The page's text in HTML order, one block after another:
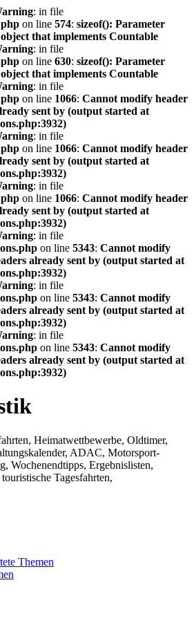
: in file
on line 574: sizeof(): Parameter
that implements Countable
: in file
on line 630: sizeof(): Parameter
that implements Countable
: in file
on line 1066: Cannot modify header
sent by (output started at
: in file
on line 1066: Cannot modify header
sent by (output started at
: in file
on line 1066: Cannot modify header
sent by (output started at
: in file
on line 5343: Cannot modify
already sent by (output started at
: in file
on line 5343: Cannot modify
already sent by (output started at
: in file
on line 5343: Cannot modify
already sent by (output started at
Heimatwettbewerbe, Oldtimer,
ADAC, Motorsport-
Wochenendtipps, Ergebnislisten,
Tagesfahrten,
Themen